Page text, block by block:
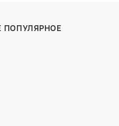
ПОПУЛЯРНОЕ